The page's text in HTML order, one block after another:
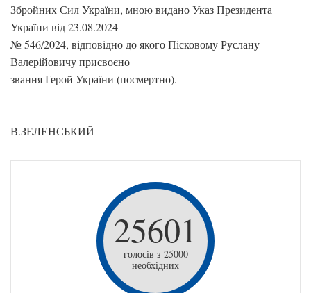
Збройних Сил України, мною видано Указ Президента
України від 23.08.2024
№ 546/2024, відповідно до якого Пісковому Руслану
Валерійовичу присвоєно
звання Герой України (посмертно).
В.ЗЕЛЕНСЬКИЙ
25601
голосів з 25000
необхідних